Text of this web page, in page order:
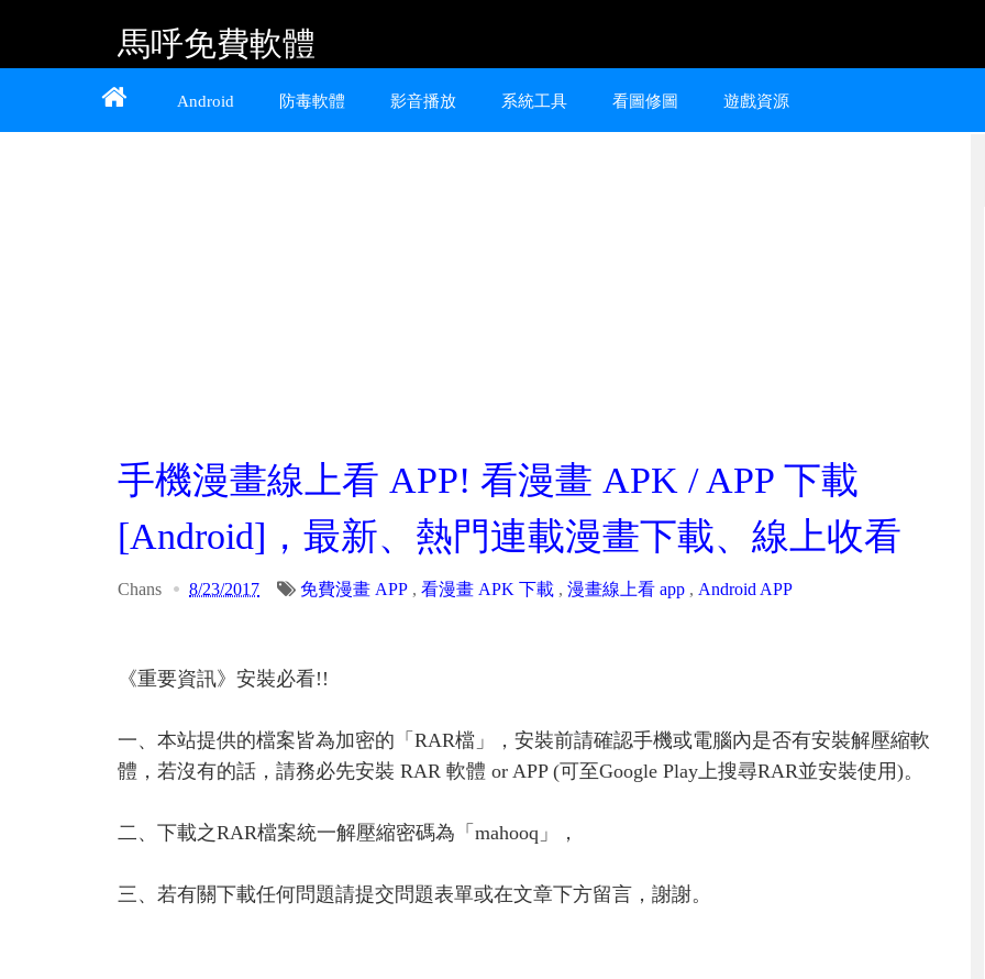
Home About Contact
馬呼免費軟體
提供 Android、iOS 好用的手機應用程式及
Android 防毒軟體 影音播放 系統工具 看圖修圖 遊戲資源
手機漫畫線上看 APP! 看漫畫 APK / APP 下載
[Android]，最新、熱門連載漫畫下載、線上收看
Chans 8/23/2017 免費漫畫 APP , 看漫畫 APK 下載 , 漫畫線上看 app , Android APP
《重要資訊》安裝必看!!
一、本站提供的檔案皆為加密的「RAR檔」，安裝前請確認手機或電腦內是否有安裝解壓縮軟
體，若沒有的話，請務必先安裝 RAR 軟體 or APP (可至Google Play上搜尋RAR並安裝使用)。
二、下載之RAR檔案統一解壓縮密碼為「mahooq」，
三、若有關下載任何問題請提交問題表單或在文章下方留言，謝謝。